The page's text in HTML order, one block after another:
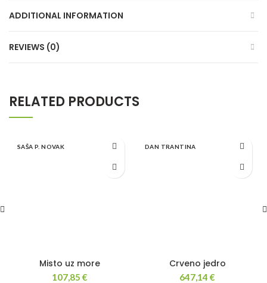
ADDITIONAL INFORMATION
REVIEWS (0)
RELATED PRODUCTS
SAŠA P. NOVAK
Misto uz more
107,85 €
DAN TRANTINA
Crveno jedro
647,14 €